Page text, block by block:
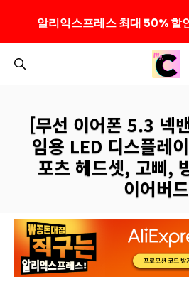
[무선 이어폰 5.3 넥
임용 LED 디스플레
포츠 헤드셋, 고삐,
이어버
알리익스프레스 최대 50% 할